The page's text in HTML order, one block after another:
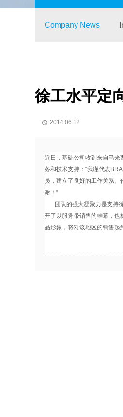
Company News
徐工水平定
 2014.06.12
近日，基础公司收到来自马来
务和技术支持：“我谨代表
员，建立了良好的工作关系
谢！”
团队的强大凝聚力是支持徐
开了以服务带销售的帷幕，也
品形象，将对该地区的销售起